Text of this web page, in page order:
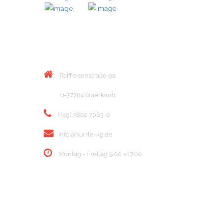
Raiffeisenstraße 9a
D-77704 Oberkirch
(+49) 7802 7063-0
info@hurrle-kg.de
Montag - Freitag 9.00 - 17.00